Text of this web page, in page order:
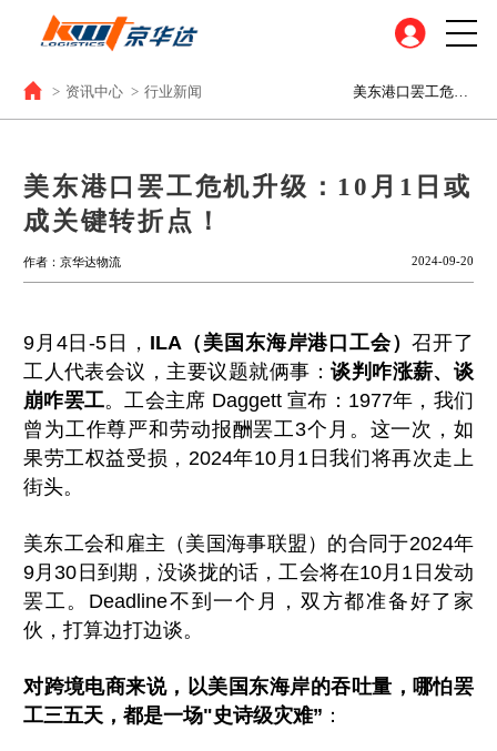
> 资讯中心 > 行业新闻
美东港口罢工危机升级：10月1日或
成关键转折点！
作者：京华达物流 2024-09-20
9月4日-5日， ILA（美国东海岸港口工会）召开了
工人代表会议，主要议题就俩事：谈判咋涨薪、谈
崩咋罢工。工会主席 Daggett 宣布：1977年，我们
曾为工作尊严和劳动报酬罢工3个月。这一次，如
果劳工权益受损，2024年10月1日我们将再次走上
街头。
美东工会和雇主（美国海事联盟）的合同于2024年
9月30日到期，没谈拢的话，工会将在10月1日发动
罢工。Deadline不到一个月，双方都准备好了家
伙，打算边打边谈。
对跨境电商来说，以美国东海岸的吞吐量，哪怕罢
工三五天，都是一场"史诗级灾难” ：